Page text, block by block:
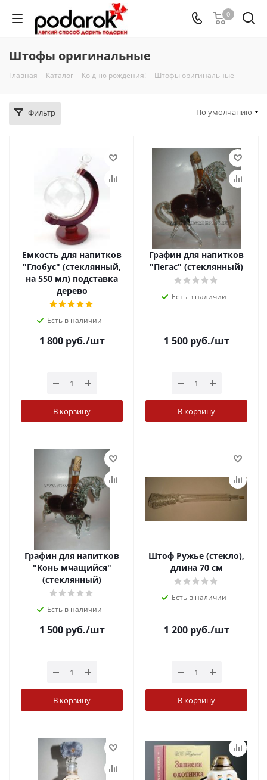
0
Штофы оригинальные
Главная - Каталог - Ко дню рождения! - Штофы оригинальные
Фильтр По умолчанию
Емкость для напитков
"Глобус" (стеклянный,
на 550 мл) подставка
дерево
Есть в наличии
1 800руб./шт
В корзину
Графин для напитков
"Пегас" (стеклянный)
Есть в наличии
1 500руб./шт
В корзину
Графин для напитков
"Конь мчащийся"
(стеклянный)
Есть в наличии
1 500руб./шт
В корзину
Штоф Ружье (стекло),
длина 70 см
Есть в наличии
1 200руб./шт
В корзину